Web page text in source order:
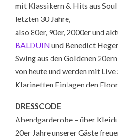
mit Klassikern & Hits aus
letzten 30 Jahre,
also 80er, 90er, 2000er und
BALDUIN und Benedict
Swing aus den Golde­nen
von heute und werden mit Live
Klarinetten Einlagen den
DRESSCODE
Abendgarderobe – über
20er Jahre unserer Gäste